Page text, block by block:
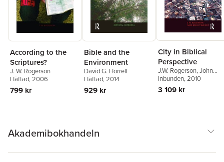
According to the
Scriptures?
J. W. Rogerson
Häftad, 2006
799 kr
Bible and the
Environment
David G. Horrell
Häftad, 2014
929 kr
City in Biblical
Perspective
J.W. Rogerson,John
Vincent
Inbunden, 2010
3 109 kr
Akademibokhandeln